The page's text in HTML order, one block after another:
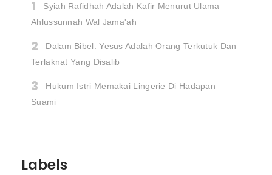
Syiah Rafidhah Adalah Kafir Menurut Ulama
Ahlussunnah Wal Jama'ah
Dalam Bibel: Yesus Adalah Orang Terkutuk Dan
Terlaknat Yang Disalib
Hukum Istri Memakai Lingerie Di Hadapan
Suami
Labels